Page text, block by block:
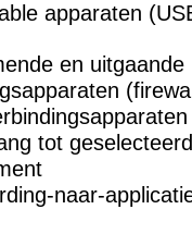
apparaten
en uitgaande
tot
naar-